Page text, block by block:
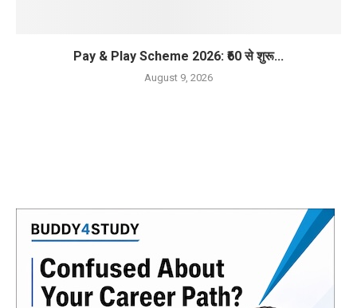
Pay & Play Scheme 2026: ₹60 से शुरू...
August 9, 2026